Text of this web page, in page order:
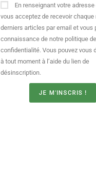
En renseignant votre adresse
vous acceptez de recevoir chaque
derniers articles par email et vous
connaissance de notre politique de
confidentialité. Vous pouvez vous
à tout moment à l’aide du lien de
désinscription.
JE M'INSCRIS !